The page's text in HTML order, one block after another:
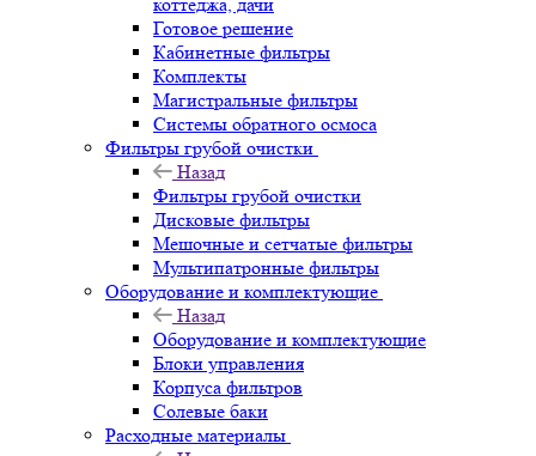
Готовое решение
Кабинетные фильтры
Комплекты
Магистральные фильтры
Системы обратного осмоса
Фильтры грубой очистки
Назад
Фильтры грубой очистки
Дисковые фильтры
Мешочные и сетчатые фильтры
Мультипатронные фильтры
Оборудование и комплектующие
Назад
Оборудование и комплектующие
Блоки управления
Корпуса фильтров
Солевые баки
Расходные материалы